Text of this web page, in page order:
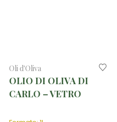
Oli d'Oliva
OLIO DI OLIVA DI
CARLO – VETRO